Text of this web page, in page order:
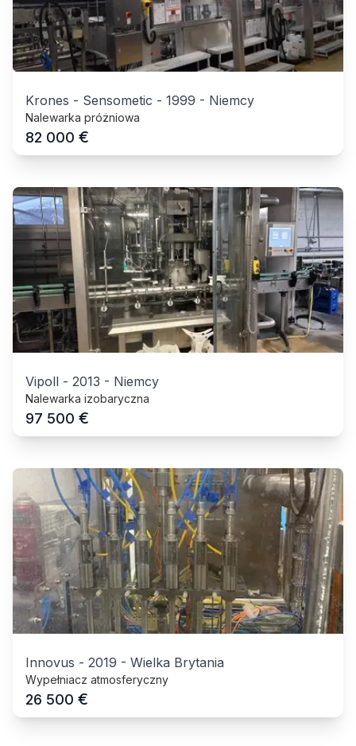
Krones - Sensometic - 1999 - Niemcy
Nalewarka próżniowa
82 000 €
Vipoll - 2013 - Niemcy
Nalewarka izobaryczna
97 500 €
Innovus - 2019 - Wielka Brytania
Wypełniacz atmosferyczny
26 500 €